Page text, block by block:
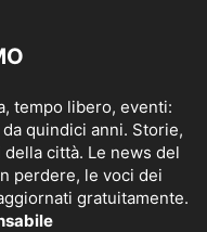
tempo libero, eventi:
quindici anni. Storie,
città. Le news del
perdere, le voci dei
gratuitamente.